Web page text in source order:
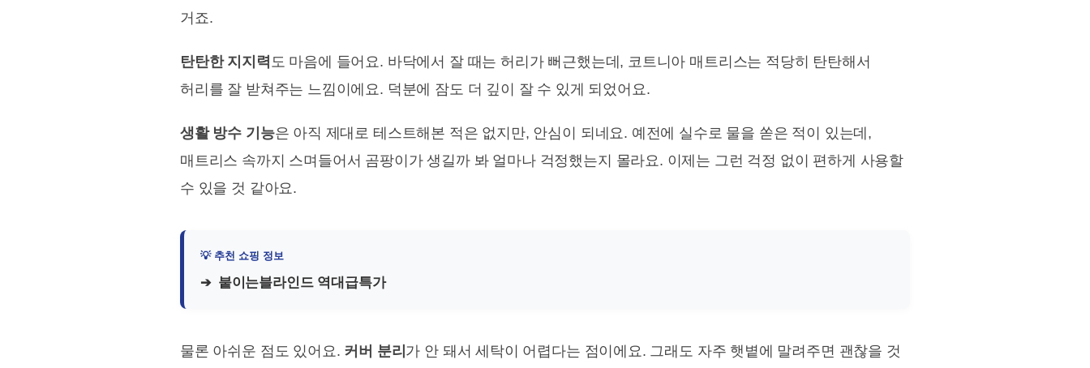
거죠.
탄탄한 지지력 도 마음에 들어요. 바닥에서 잘 때는 허리가 뻐근했는데, 코트니아 매트리스는 적당히 탄탄해서
허리를 잘 받쳐주는 느낌이에요. 덕분에 잠도 더 깊이 잘 수 있게 되었어요.
생활 방수 기능은 아직 제대로 테스트해본 적은 없지만, 안심이 되네요. 예전에 실수로 물을 쏟은 적이 있는데,
매트리스 속까지 스며들어서 곰팡이가 생길까 봐 얼마나 걱정했는지 몰라요. 이제는 그런 걱정 없이 편하게 사용할
수 있을 것 같아요.
붙이는블라인드 역대급특가
물론 아쉬운 점도 있어요. 커버 분리 가 안 돼서 세탁이 어렵다는 점이에요. 그래도 자주 햇볕에 말려주면 괜찮을 것